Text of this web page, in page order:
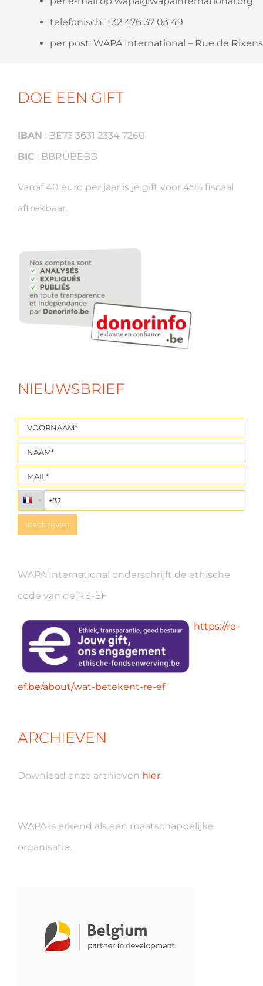
telefonisch: +32 476 37 03 49
per post: WAPA International – Rue de
DOE EEN GIFT
IBAN : BE73 3631 2334 7260
BIC : BBRUBEBB
Vanaf 40 euro per jaar is je gift voor 45% fiscaal
aftrekbaar.
NIEUWSBRIEF
WAPA International onderschrijft de ethische
code van de RE-EF
https://re-
ef.be/about/wat-betekent-re-ef
ARCHIEVEN
Download onze archieven hier.
WAPA is erkend als een maatschappelijke
organisatie.